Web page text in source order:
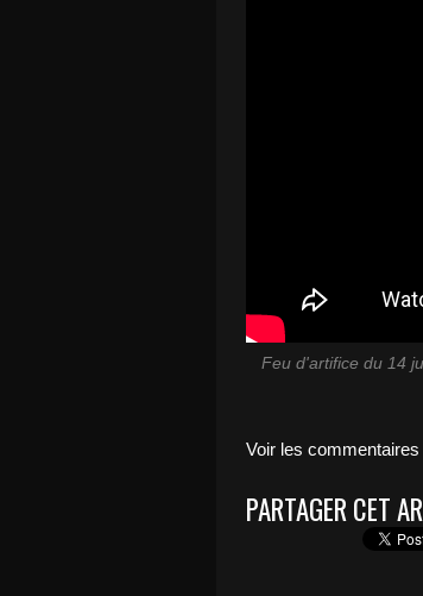
Feu d'artifice du 14
Voir les commentaires
PARTAGER CET